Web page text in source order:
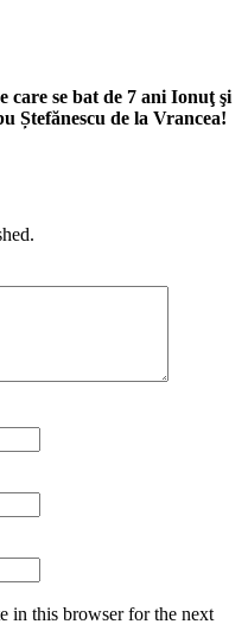
care se bat de 7 ani Ionuţ şi
Ștefănescu de la Vrancea!
in this browser for the next